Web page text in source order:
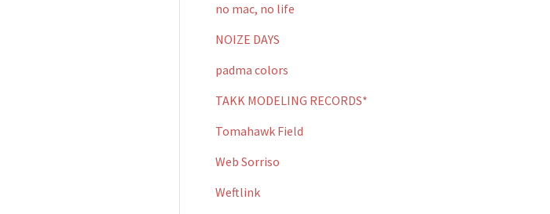
no mac, no life
NOIZE DAYS
padma colors
TAKK MODELING RECORDS*
Tomahawk Field
Web Sorriso
Weftlink